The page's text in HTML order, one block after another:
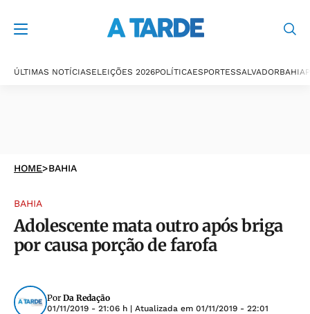
ÚLTIMAS NOTÍCIASELEIÇÕES 2026POLÍTICAESPORTESSALVADORBAHIA
HOME>BAHIA
BAHIA
Adolescente mata outro após briga
por causa porção de farofa
Por Da Redação
01/11/2019 - 21:06 h | Atualizada em 01/11/2019 - 22:01